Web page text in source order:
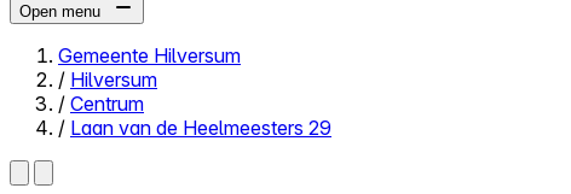
Open menu
Close menu
Gemeente Hilversum
/ Hilversum
/ Centrum
/ Laan van de Heelmeesters 29